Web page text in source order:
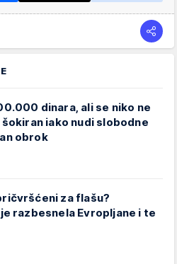
dinara, ali se niko ne
šokiran iako nudi slobodne
obrok
za flašu?
razbesnela Evropljane i te